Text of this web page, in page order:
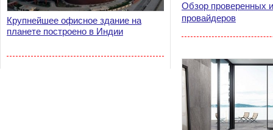
Крупнейшее офисное здание на
планете построено в Индии
Обзор проверенных
провайдеров